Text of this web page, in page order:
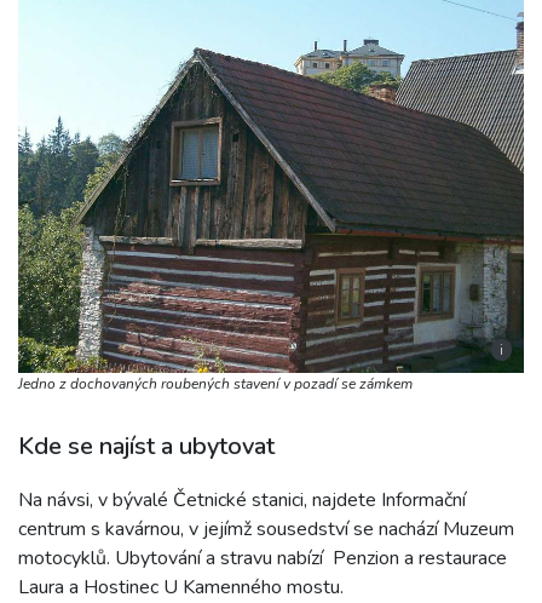
i
Jedno z dochovaných roubených stavení v pozadí se zámkem
Kde se najíst a ubytovat
Na návsi, v bývalé Četnické stanici, najdete Informační
centrum s kavárnou, v jejímž sousedství se nachází Muzeum
motocyklů. Ubytování a stravu nabízí Penzion a restaurace
Laura a Hostinec U Kamenného mostu.